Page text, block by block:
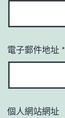
電子郵件地址 *
個人網站網址